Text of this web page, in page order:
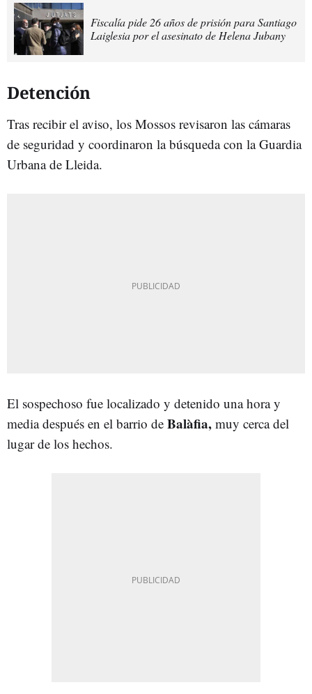
Fiscalía pide 26 años de prisión para Santiago
Laiglesia por el asesinato de Helena Jubany
Detención
Tras recibir el aviso, los Mossos revisaron las cámaras
de seguridad y coordinaron la búsqueda con la Guardia
Urbana de Lleida.
El sospechoso fue localizado y detenido una hora y
media después en el barrio de Balàfia, muy cerca del
lugar de los hechos.